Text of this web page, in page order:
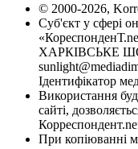
© 2000-2026,
Суб'єкт у сфері
ХАРКІВСЬКЕ
Ідентифікатор
Використання
сайті,
При копіюванні